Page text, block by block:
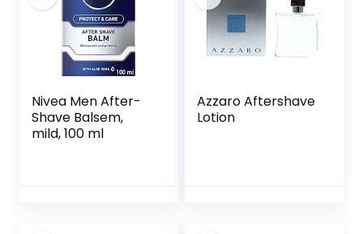
Nivea Men After-
Shave Balsem,
mild, 100 ml
Azzaro Aftershave
Lotion